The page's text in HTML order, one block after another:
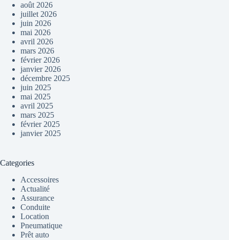
août 2026
juillet 2026
juin 2026
mai 2026
avril 2026
mars 2026
février 2026
janvier 2026
décembre 2025
juin 2025
mai 2025
avril 2025
mars 2025
février 2025
janvier 2025
Categories
Accessoires
Actualité
Assurance
Conduite
Location
Pneumatique
Prêt auto